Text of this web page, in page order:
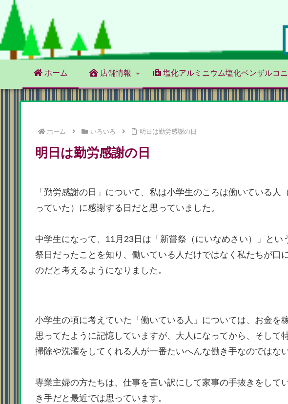
ホーム 店舗情報 塩化アルミニウム塩化ベンザルコ
ホーム いろいろ 明日は勤労感謝の日
明日は勤労感謝の日
「勤労感謝の日」について、私は小学生のころは働いている人
っていた）に感謝する日だと思っていました。
中学生になって、11月23日は「新嘗祭（にいなめさい）」とい
祭日だったことを知り、働いている人だけではなく私たちが口
のだと考えるようになりました。
小学生の頃に考えていた「働いている人」については、お金を
思ってたように記憶していますが、大人になってから、そして
掃除や洗濯をしてくれる人が一番たいへんな働き手なのではな
専業主婦の方たちは、仕事を言い訳にして家事の手抜きをして
き手だと最近では思っています。